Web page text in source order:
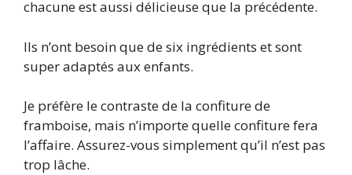
chacune est aussi délicieuse que la précédente.
Ils n’ont besoin que de six ingrédients et sont
super adaptés aux enfants.
Je préfère le contraste de la confiture de
framboise, mais n’importe quelle confiture fera
l’affaire. Assurez-vous simplement qu’il n’est pas
trop lâche.